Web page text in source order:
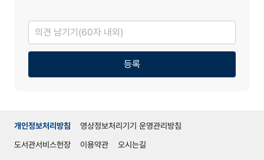
의
견
남
기
등록
개인정보처리방침
영상정보처리기기 운영관리방침
도서관서비스헌장
이용약관 오시는길